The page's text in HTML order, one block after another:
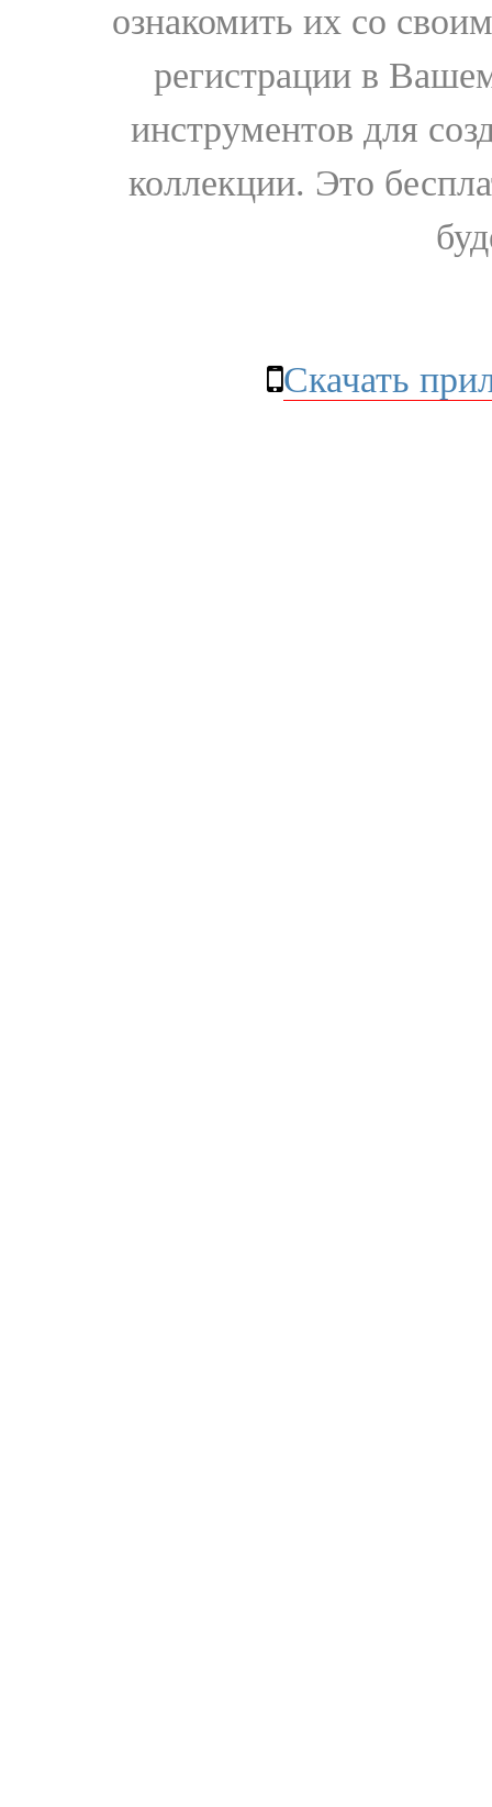
ознакомить их со
регистрации в
инструментов для
коллекции. Это
Скачать